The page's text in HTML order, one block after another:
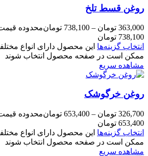
روغن قسط تلخ
363,000 تومان –
738,100 تومان
738,100 تومان
انتخاب گزینه‌ها این محصول دارای انواع
ممکن است در صفحه محصول انتخاب شوند
مشاهده سریع
روغن خرگوشک
326,700 تومان –
653,400 تومان
653,400 تومان
انتخاب گزینه‌ها این محصول دارای انواع
ممکن است در صفحه محصول انتخاب شوند
مشاهده سریع